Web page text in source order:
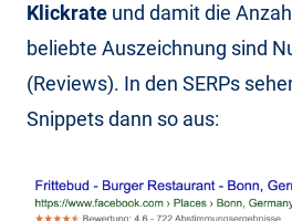
Klickrate und damit die
beliebte Auszeichnung sind
(Reviews). In den SERPs
Snippets dann so aus: